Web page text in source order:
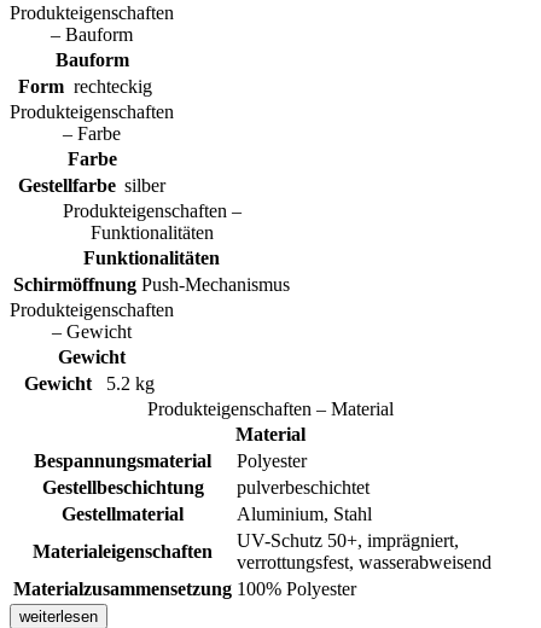
Produkteigenschaften
– Bauform
Bauform
Form rechteckig
Produkteigenschaften
– Farbe
Farbe
Gestellfarbe silber
Produkteigenschaften –
Funktionalitäten
Funktionalitäten
Schirmöffnung Push-Mechanismus
Produkteigenschaften
– Gewicht
Gewicht
Gewicht
5.2 kg
Produkteigenschaften – Material
Material
Bespannungsmaterial
Polyester
Gestellbeschichtung
pulverbeschichtet
Gestellmaterial
Aluminium, Stahl
Materialeigenschaften
UV-Schutz 50+, imprägniert,
verrottungsfest, wasserabweisend
Materialzusammensetzung 100% Polyester
weiterlesen